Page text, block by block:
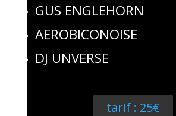
GUS ENGLEHORN
AEROBICONOISE
DJ UNVERSE
tarif : 25€